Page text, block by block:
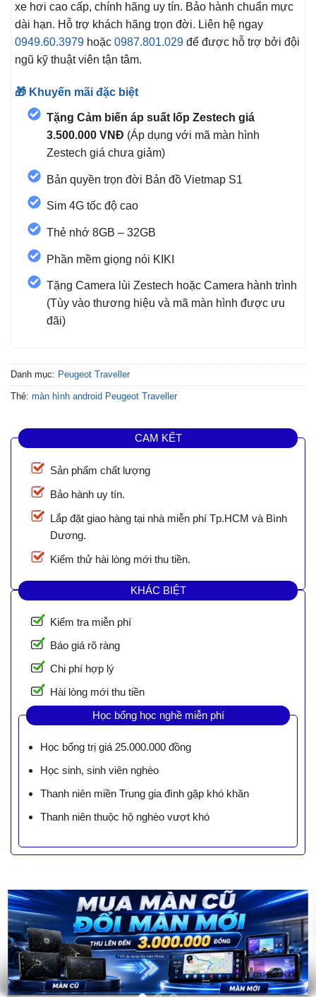
xe hơi cao cấp, chính hãng uy tín. Bảo hành chuẩn mực
dài hạn. Hỗ trợ khách hãng trọn đời. Liên hệ ngay
0949.60.3979 hoặc 0987.801.029 để được hỗ trợ bởi đội
ngũ kỹ thuật viên tận tâm.
🎁 Khuyến mãi đặc biệt
Tặng Cảm biến áp suất lốp Zestech giá
3.500.000 VNĐ (Áp dụng với mã màn hình
Zestech giá chưa giảm)
Bản quyền trọn đời Bản đồ Vietmap S1
Sim 4G tốc độ cao
Thẻ nhớ 8GB – 32GB
Phần mềm giọng nói KIKI
Tặng Camera lùi Zestech hoặc Camera hành trình
(Tùy vào thương hiệu và mã màn hình được ưu
đãi)
Danh mục: Peugeot Traveller
Thẻ: màn hình android Peugeot Traveller
CAM KẾT
Sản phẩm chất lượng
Bảo hành uy tín.
Lắp đặt giao hàng tại nhà miễn phí Tp.HCM và Bình
Dương.
Kiểm thử hài lòng mới thu tiền.
KHÁC BIỆT
Kiểm tra miễn phí
Báo giá rõ ràng
Chi phí hợp lý
Hài lòng mới thu tiền
Học bổng học nghề miễn phí
Học bổng trị giá 25.000.000 đồng
Học sinh, sinh viên nghèo
Thanh niên miền Trung gia đình gặp khó khăn
Thanh niên thuộc hộ nghèo vượt khó